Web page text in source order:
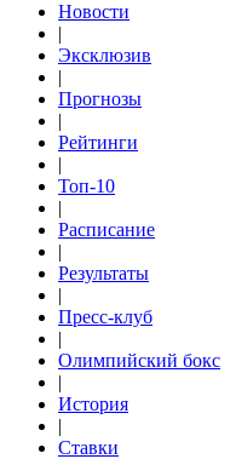
Новости
|
Эксклюзив
|
Прогнозы
|
Рейтинги
|
Топ-10
|
Расписание
|
Результаты
|
Пресс-клуб
|
Олимпийский бокс
|
История
|
Ставки